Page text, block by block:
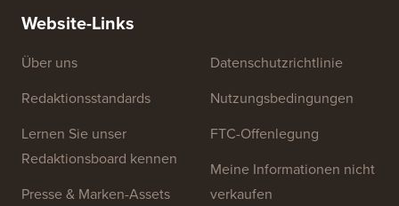
Website-Links
Über uns
Redaktionsstandards
Lernen Sie unser
Redaktionsboard kennen
Presse & Marken-Assets
Datenschutzrichtlinie
Nutzungsbedingungen
FTC-Offenlegung
Meine Informationen nicht
verkaufen